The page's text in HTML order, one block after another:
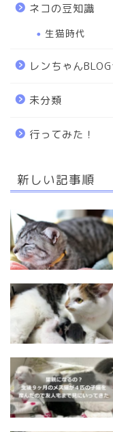
ネコの豆知識
生猫時代
レンちゃん
未分類
行ってみた！
新しい記事順